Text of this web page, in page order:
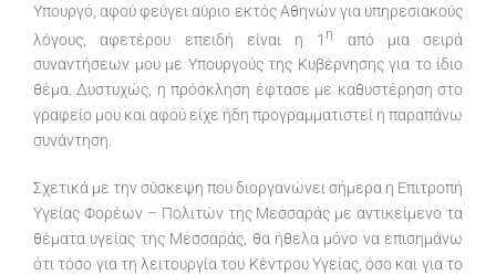
Υπουργό, αφού φεύγει αύριο εκτός Αθηνών για υπηρεσιακούς
λόγους, αφετέρου επειδή είναι η 1 η
από μια σειρά
συναντήσεων μου με Υπουργούς της Κυβέρνησης για το ίδιο
θέμα. Δυστυχώς, η πρόσκληση έφτασε με καθυστέρηση στο
γραφείο μου και αφού είχε ήδη προγραμματιστεί η παραπάνω
συνάντηση.
Σχετικά με την σύσκεψη που διοργανώνει σήμερα η Επιτροπή
Υγείας Φορέων – Πολιτών της Μεσσαράς με αντικείμενο τα
θέματα υγείας της Μεσσαράς, θα ήθελα μόνο να επισημάνω
ότι τόσο για τη λειτουργία του Κέντρου Υγείας, όσο και για το